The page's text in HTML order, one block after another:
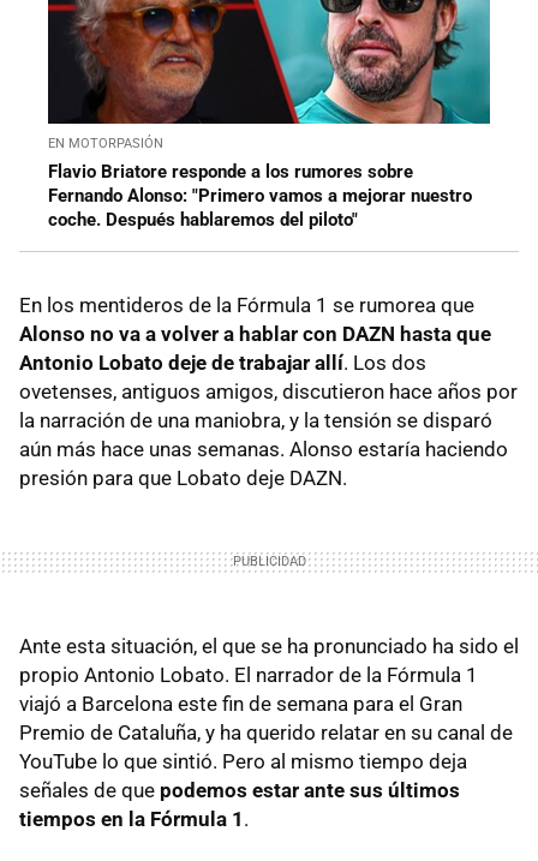
EN MOTORPASIÓN
Flavio Briatore responde a los rumores sobre
Fernando Alonso: "Primero vamos a mejorar nuestro
coche. Después hablaremos del piloto"
En los mentideros de la Fórmula 1 se rumorea que
Alonso no va a volver a hablar con DAZN hasta que
Antonio Lobato deje de trabajar allí. Los dos
ovetenses, antiguos amigos, discutieron hace años por
la narración de una maniobra, y la tensión se disparó
aún más hace unas semanas. Alonso estaría haciendo
presión para que Lobato deje DAZN.
Ante esta situación, el que se ha pronunciado ha sido el
propio Antonio Lobato. El narrador de la Fórmula 1
viajó a Barcelona este fin de semana para el Gran
Premio de Cataluña, y ha querido relatar en su canal de
YouTube lo que sintió. Pero al mismo tiempo deja
señales de que podemos estar ante sus últimos
tiempos en la Fórmula 1 .